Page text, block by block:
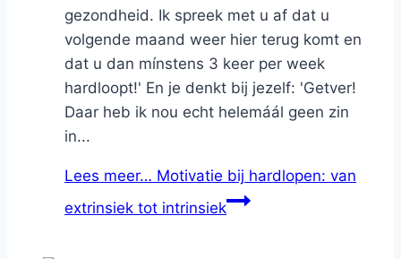
gezondheid. Ik spreek met u af dat u
volgende maand weer hier terug komt en
dat u dan mínstens 3 keer per week
hardloopt!' En je denkt bij jezelf: 'Getver!
Daar heb ik nou echt helemáál geen zin
in...
Lees meer… Motivatie bij hardlopen: van
extrinsiek tot intrinsiek